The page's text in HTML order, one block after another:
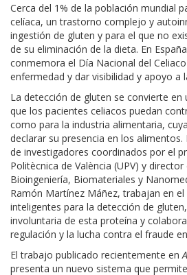
Cerca del 1% de la población mundial
celíaca, un trastorno complejo y
ingestión de gluten y para el que no
de su eliminación de la dieta. En
conmemora el Día Nacional del
enfermedad y dar visibilidad y apoyo a
La detección de gluten se convierte en
que los pacientes celiacos puedan
como para la industria alimentaria,
declarar su presencia en los alimentos.
de investigadores coordinados por el
Politècnica de València (UPV) y
Bioingeniería, Biomateriales y
Ramón Martínez Máñez, trabajan en
inteligentes para la detección de
involuntaria de esta proteína y
regulación y la lucha contra el fraude
El trabajo publicado recientemente en
presenta un nuevo sistema que